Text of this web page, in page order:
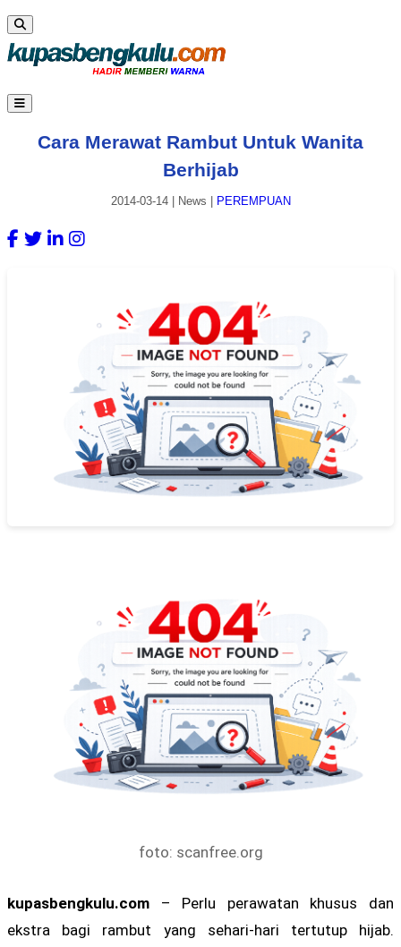
Cara Merawat Rambut Untuk Wanita
Berhijab
2014-03-14| News PEREMPUAN
foto: scanfree.org
kupasbengkulu.com – Perlu perawatan khusus dan
ekstra bagi rambut yang sehari-hari tertutup hijab.